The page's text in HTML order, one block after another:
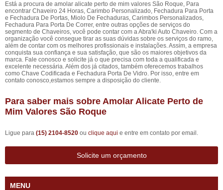
Está a procura de amolar alicate perto de mim valores São Roque, Para
encontrar Chaveiro 24 Horas, Carimbo Personalizado, Fechadura Para Porta
e Fechadura De Portas, Miolo De Fechaduras, Carimbos Personalizados,
Fechadura Para Porta De Correr, entre outras opções de serviços do
segmento de Chaveiros, você pode contar com a Abra'ki Auto Chaveiro. Com a
organização você consegue tirar as suas dúvidas sobre os serviços do ramo,
além de contar com os melhores profissionais e instalações. Assim, a empresa
conquista sua confiança e sua satisfação, que são os maiores objetivos da
marca. Fale conosco e solicite já o que precisa com toda a qualificada e
excelente necessária. Além dos já citados, também oferecemos trabalhos
como Chave Codificada e Fechadura Porta De Vidro. Por isso, entre em
contato conosco,estamos sempre a disposição do cliente.
Para saber mais sobre Amolar Alicate Perto de
Mim Valores São Roque
Ligue para (15) 2104-8520 ou clique aqui e entre em contato por email.
Solicite um orçamento
MENU